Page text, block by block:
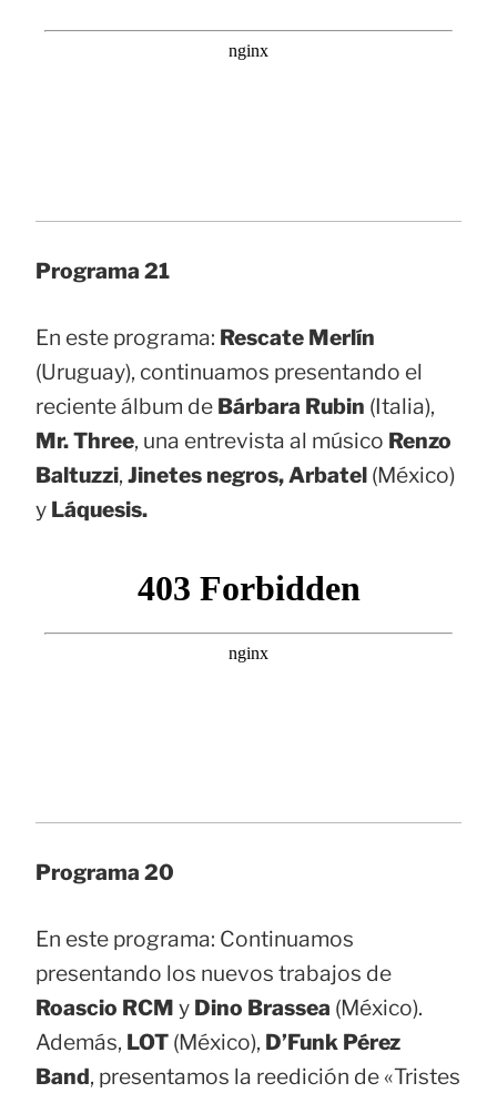
Programa 21
En este programa: Rescate Merlín
(Uruguay), continuamos presentando el
reciente álbum de Bárbara Rubin (Italia),
Mr. Three, una entrevista al músico Renzo
Baltuzzi, Jinetes negros, Arbatel (México)
y Láquesis.
Programa 20
En este programa: Continuamos
presentando los nuevos trabajos de
Roascio RCM y Dino Brassea (México).
Además, LOT (México), D’Funk Pérez
Band, presentamos la reedición de «Tristes